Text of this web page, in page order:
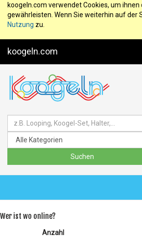
koogeln.com verwendet Cookies, um
gewährleisten. Wenn Sie weiterhin auf
Nutzung zu.
koogeln.com
Wer ist wo online?
Anzahl